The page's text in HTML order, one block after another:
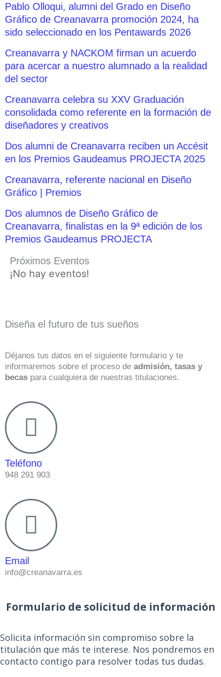
Pablo Olloqui, alumni del Grado en Diseño
Gráfico de Creanavarra promoción 2024, ha
sido seleccionado en los Pentawards 2026
Creanavarra y NACKOM firman un acuerdo
para acercar a nuestro alumnado a la realidad
del sector
Creanavarra celebra su XXV Graduación
consolidada como referente en la formación de
diseñadores y creativos
Dos alumni de Creanavarra reciben un Accésit
en los Premios Gaudeamus PROJECTA 2025
Creanavarra, referente nacional en Diseño
Gráfico | Premios
Dos alumnos de Diseño Gráfico de
Creanavarra, finalistas en la 9ª edición de los
Premios Gaudeamus PROJECTA
Próximos Eventos
¡No hay eventos!
Diseña el futuro de tus sueños
Déjanos tus datos en el siguiente formulario y te
informaremos sobre el proceso de admisión, tasas y
becas para cualquiera de nuestras titulaciones.
Teléfono
948 291 903
Email
info@creanavarra.es